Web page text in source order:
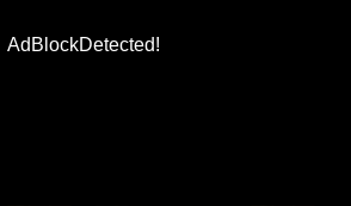
AdBlockDetected!